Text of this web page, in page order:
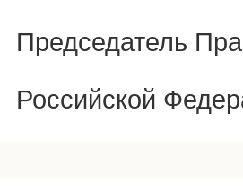
Председатель
Российской